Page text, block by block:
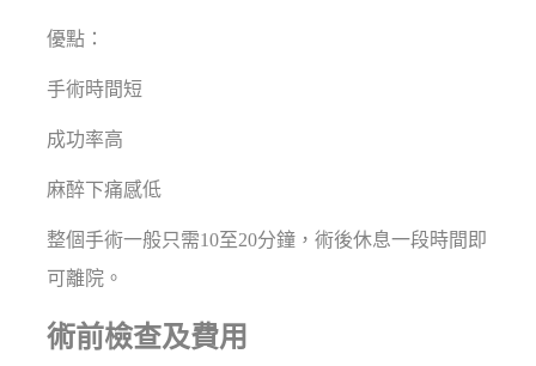
優點：
手術時間短
成功率高
麻醉下痛感低
整個手術一般只需10至20分鐘，術後休息一段時間即
可離院。
術前檢查及費用